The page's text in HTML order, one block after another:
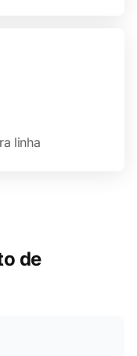
linha
de